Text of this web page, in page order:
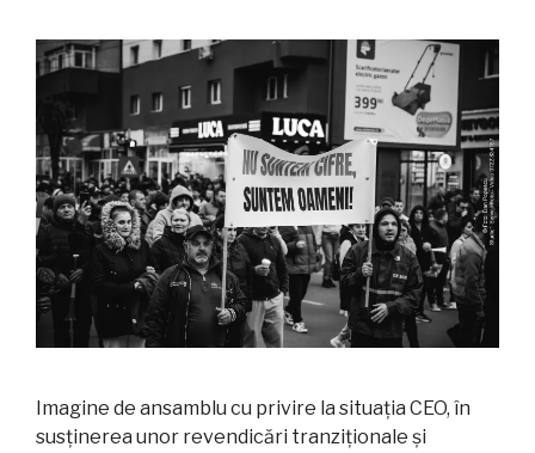
Imagine de ansamblu cu privire la situația CEO, în
susținerea unor revendicări tranziționale și